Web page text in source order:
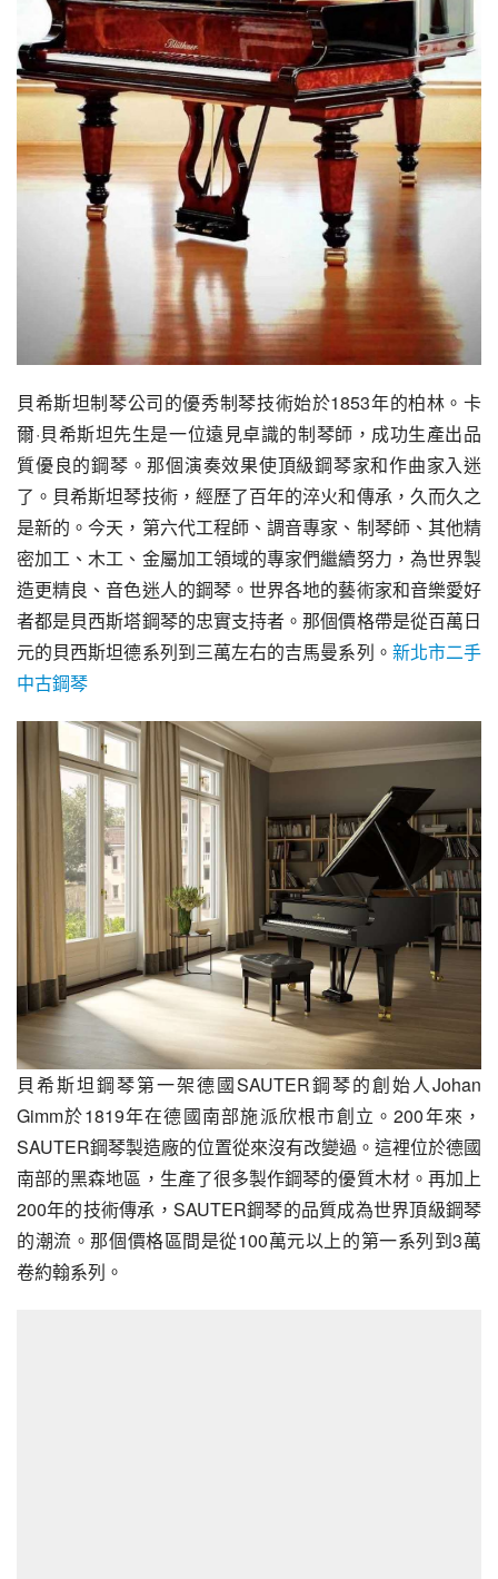
貝希斯坦制琴公司的優秀制琴技術始於1853年的柏林。卡
爾·貝希斯坦先生是一位遠見卓識的制琴師，成功生產出品
質優良的鋼琴。那個演奏效果使頂級鋼琴家和作曲家入迷
了。貝希斯坦琴技術，經歷了百年的淬火和傳承，久而久之
是新的。今天，第六代工程師、調音專家、制琴師、其他精
密加工、木工、金屬加工領域的專家們繼續努力，為世界製
造更精良、音色迷人的鋼琴。世界各地的藝術家和音樂愛好
者都是貝西斯塔鋼琴的忠實支持者。那個價格帶是從百萬日
元的貝西斯坦德系列到三萬左右的吉馬曼系列。 新北市二手
中古鋼琴
貝希斯坦鋼琴第一架德國SAUTER鋼琴的創始人Johan
Gimm於1819年在德國南部施派欣根市創立。200年來，
SAUTER鋼琴製造廠的位置從來沒有改變過。這裡位於德國
南部的黑森地區，生產了很多製作鋼琴的優質木材。再加上
200年的技術傳承，SAUTER鋼琴的品質成為世界頂級鋼琴
的潮流。那個價格區間是從100萬元以上的第一系列到3萬
卷約翰系列。